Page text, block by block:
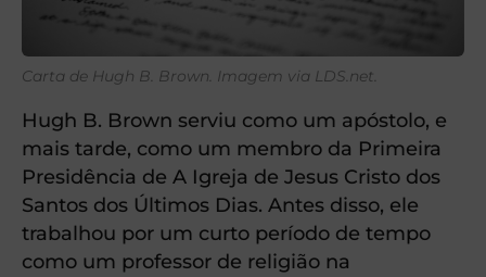
Carta de Hugh B. Brown. Imagem via LDS.net.
Hugh B. Brown serviu como um apóstolo, e
mais tarde, como um membro da Primeira
Presidência de A Igreja de Jesus Cristo dos
Santos dos Últimos Dias. Antes disso, ele
trabalhou por um curto período de tempo
como um professor de religião na